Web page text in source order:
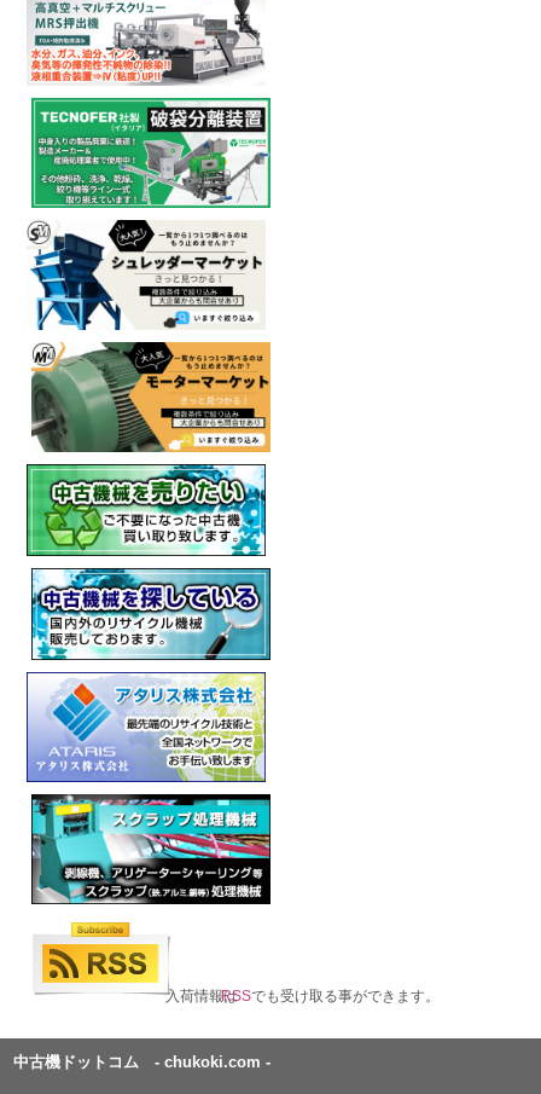
入荷情報はRSSでも受け取る事ができます。
中古機ドットコム - chukoki.com -